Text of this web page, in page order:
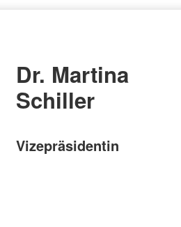
Dr. Martina
Schiller
Vizepräsidentin